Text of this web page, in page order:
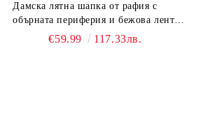
Дамска лятна шапка от рафия с
обърната периферия и бежова лента
Fratelli Mazzanti | Натурален
€59.99 117.33лв.